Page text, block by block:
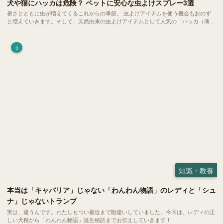
犬や猫にハッカは危険？ ペットに安心な虫よけスプレー3選
暑さとともに虫が増えてくるこれからの季節。 虫よけアイテムを使う機会もおのず
と増えていきます。そして、天然由来の虫よけアイテムとして人気の「ハッカ（薄
5
知識・教養
本当は「キャバリア」じゃない「わんわん物語」のレディと「シュ
ナ」じゃないトランプ
実は、違うんです。わたしもつい最近まで勘違いしていました。今回は、レディの正
しい犬種から「わんわん物語」誕生秘話までお伝えしていきます！